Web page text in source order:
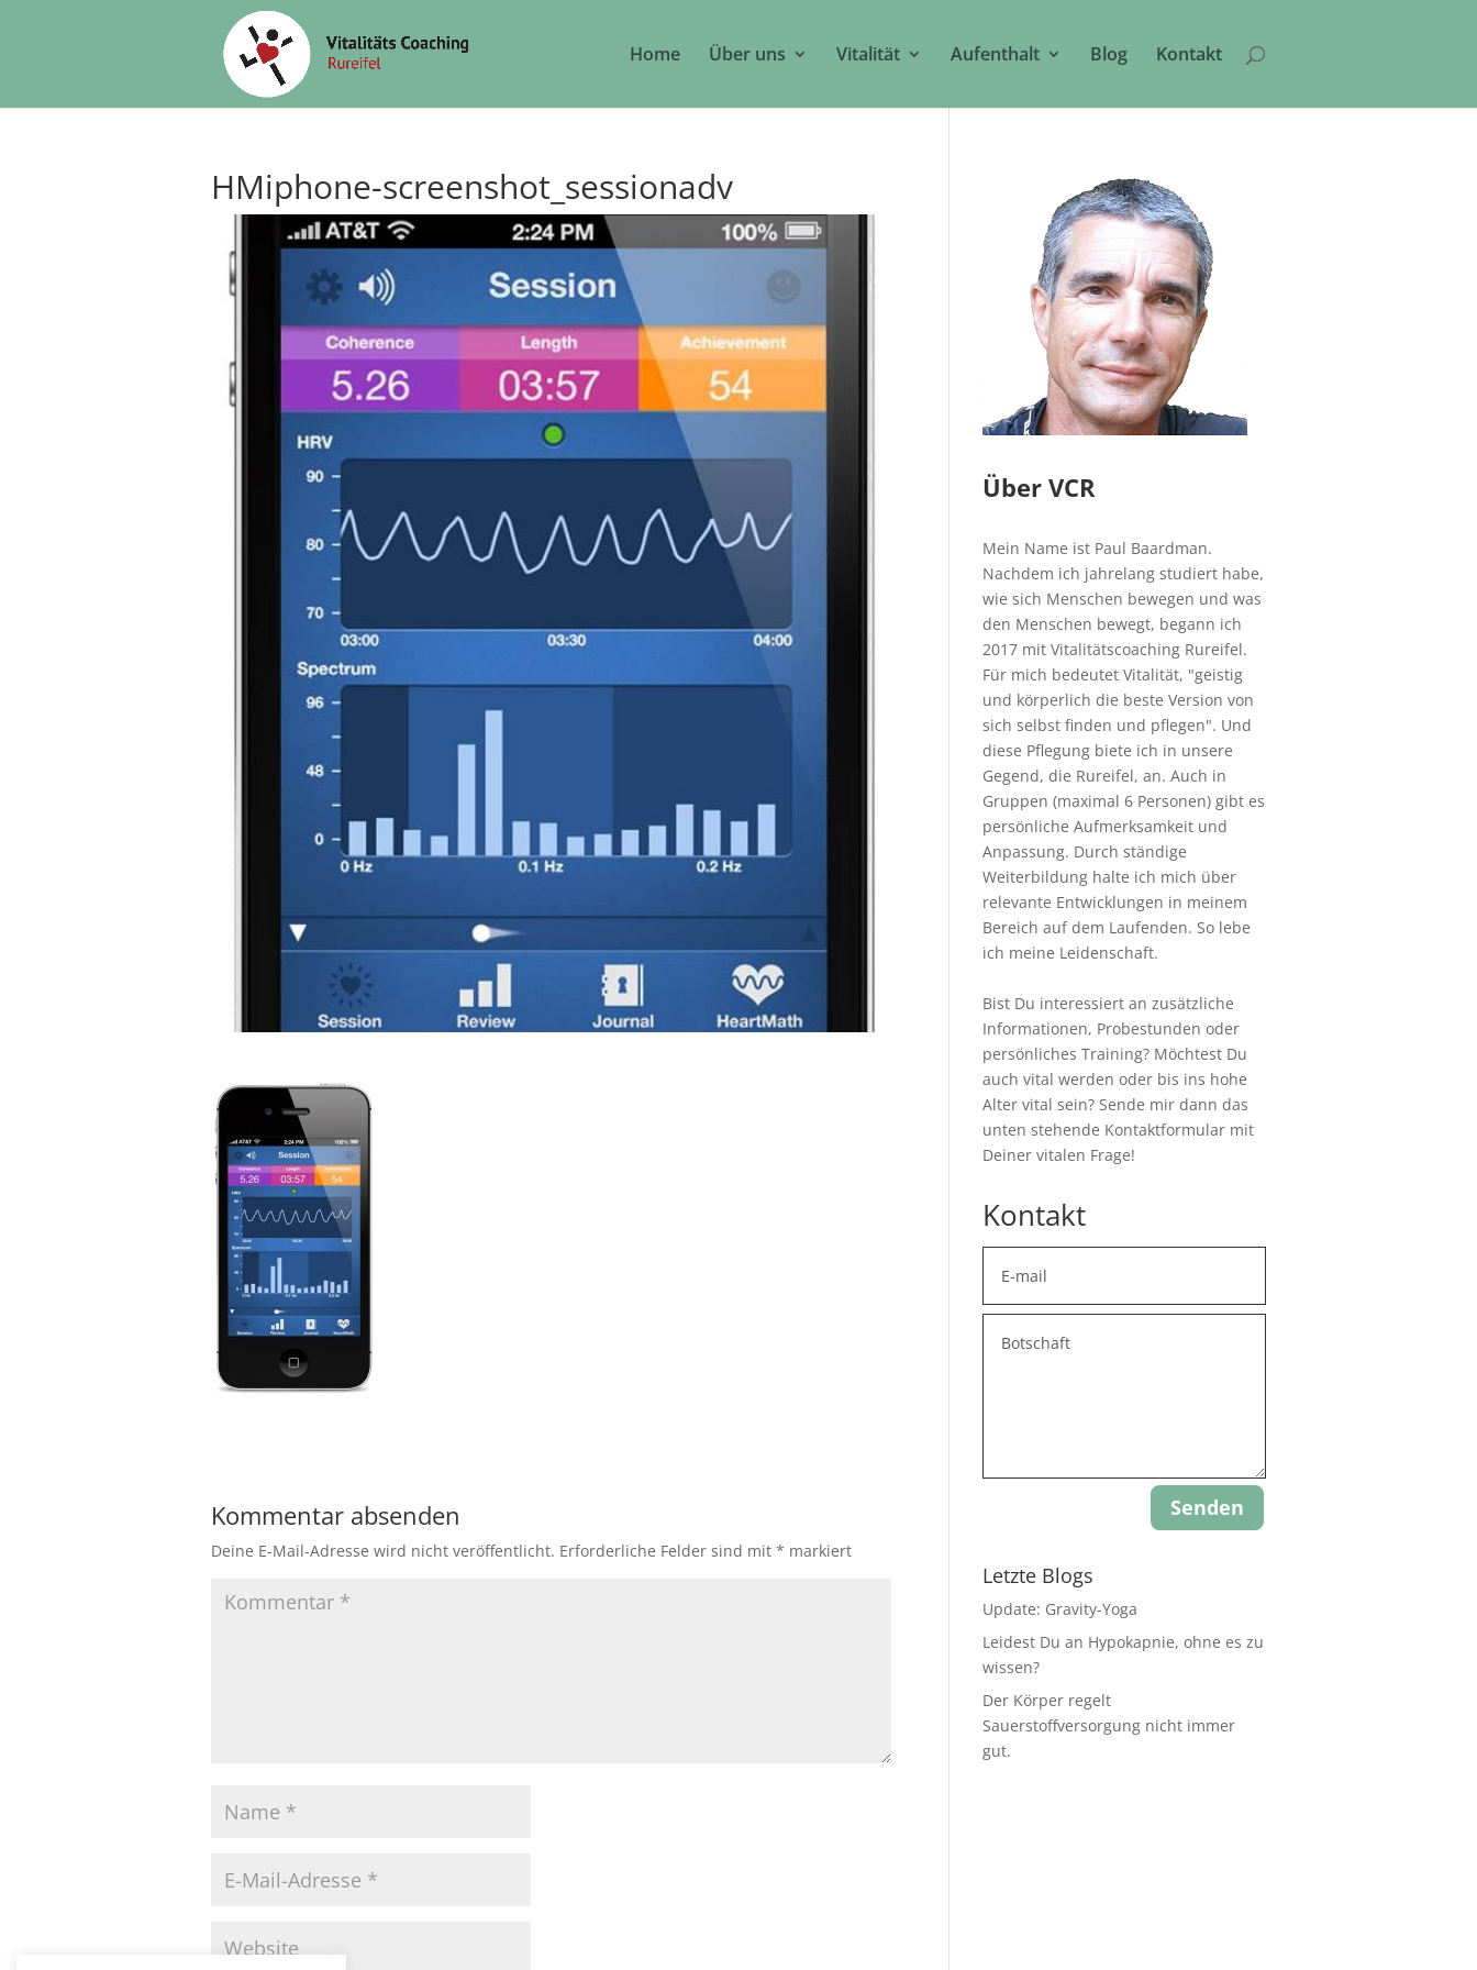
Home Über uns Vitalität Aufenthalt Blog Kontakt
HMiphone-screenshot_sessionadv
Kommentar absenden
Deine E-Mail-Adresse wird nicht veröffentlicht. Erforderliche Felder sind mit * markiert
Über VCR
Mein Name ist Paul Baardman.
Nachdem ich jahrelang studiert habe,
wie sich Menschen bewegen und was
den Menschen bewegt, begann ich
2017 mit Vitalitätscoaching Rureifel.
Für mich bedeutet Vitalität, "geistig
und körperlich die beste Version von
sich selbst finden und pflegen". Und
diese Pflegung biete ich in unsere
Gegend, die Rureifel, an. Auch in
Gruppen (maximal 6 Personen) gibt es
persönliche Aufmerksamkeit und
Anpassung. Durch ständige
Weiterbildung halte ich mich über
relevante Entwicklungen in meinem
Bereich auf dem Laufenden. So lebe
ich meine Leidenschaft.
Bist Du interessiert an zusätzliche
Informationen, Probestunden oder
persönliches Training? Möchtest Du
auch vital werden oder bis ins hohe
Alter vital sein? Sende mir dann das
unten stehende Kontaktformular mit
Deiner vitalen Frage!
Kontakt
Senden
Letzte Blogs
Update: Gravity-Yoga
Leidest Du an Hypokapnie, ohne es zu
wissen?
Der Körper regelt
Sauerstoffversorgung nicht immer
gut.